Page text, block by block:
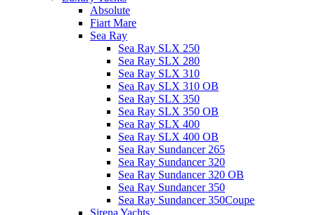
Absolute
Fiart Mare
Sea Ray
Sea Ray SLX 250
Sea Ray SLX 280
Sea Ray SLX 310
Sea Ray SLX 310 OB
Sea Ray SLX 350
Sea Ray SLX 350 OB
Sea Ray SLX 400
Sea Ray SLX 400 OB
Sea Ray Sundancer 265
Sea Ray Sundancer 320
Sea Ray Sundancer 320 OB
Sea Ray Sundancer 350
Sea Ray Sundancer 350Coupe
Sirena Yachts